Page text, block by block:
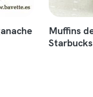
Muffins
Starbucks